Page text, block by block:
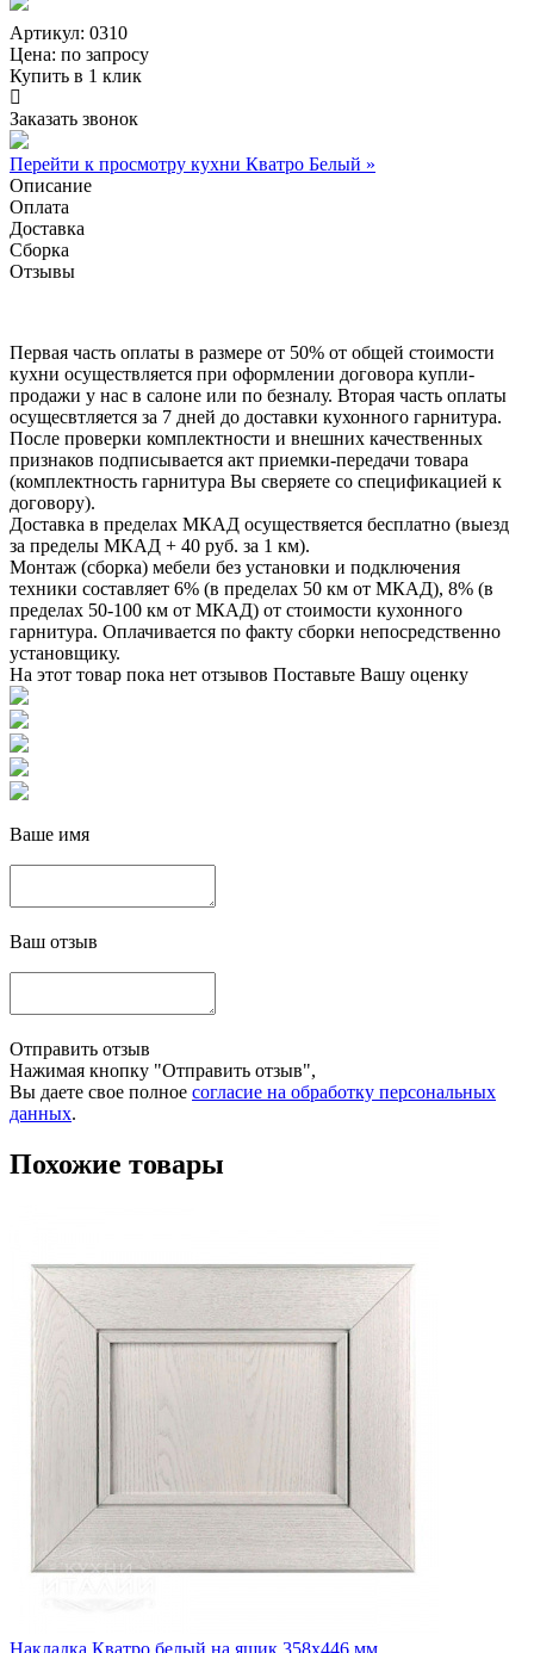
Артикул: 0310
Цена: по запросу
Купить в 1 клик
Заказать звонок
Перейти к просмотру кухни Кватро Белый »
Описание
Оплата
Доставка
Сборка
Отзывы
Первая часть оплаты в размере от 50% от общей стоимости
кухни осуществляется при оформлении договора купли-
продажи у нас в салоне или по безналу. Вторая часть оплаты
осущесвтляется за 7 дней до доставки кухонного гарнитура.
После проверки комплектности и внешних качественных
признаков подписывается акт приемки-передачи товара
(комплектность гарнитура Вы сверяете со спецификацией к
договору).
Доставка в пределах МКАД осуществяется бесплатно (выезд
за пределы МКАД + 40 руб. за 1 км).
Монтаж (сборка) мебели без установки и подключения
техники составляет 6% (в пределах 50 км от МКАД), 8% (в
пределах 50-100 км от МКАД) от стоимости кухонного
гарнитура. Оплачивается по факту сборки непосредственно
установщику.
На этот товар пока нет отзывов Поставьте Вашу оценку
Ваше имя
Ваш отзыв
Отправить отзыв
Нажимая кнопку "Отправить отзыв",
Вы даете свое полное согласие на обработку персональных
данных.
Похожие товары
Накладка Кватро белый на ящик 358х446 мм